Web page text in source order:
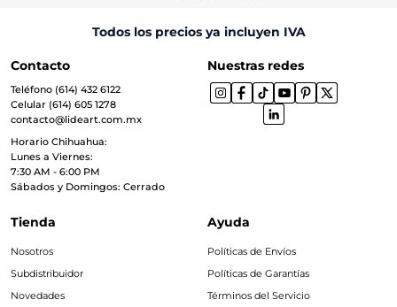
Todos los precios ya incluyen IVA
Contacto
Teléfono (614) 432 6122
Celular (614) 605 1278
contacto@lideart.com.mx
Horario Chihuahua:
Lunes a Viernes:
7:30 AM - 6:00 PM
Sábados y Domingos: Cerrado
Nuestras redes
Tienda
Nosotros
Subdistribuidor
Novedades
Ayuda
Políticas de Envíos
Políticas de Garantías
Términos del Servicio